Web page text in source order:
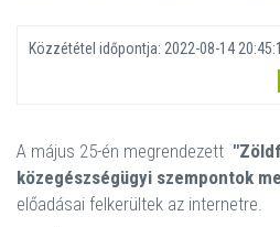
Közzététel időpontja: 2022-08-14
A május 25-én megrendezett
közegészségügyi szempontok
előadásai felkerültek az internetre.